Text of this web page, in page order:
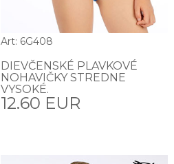
Art: 6G408
DIEVČENSKÉ PLAVKOVÉ
NOHAVIČKY STREDNE
VYSOKÉ.
12.60 EUR